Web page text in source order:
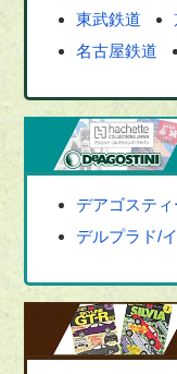
東武鉄道
名古屋鉄道
デアゴスティ
デルプラド/